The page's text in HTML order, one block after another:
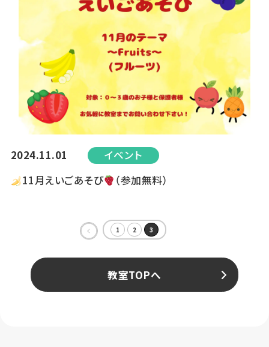
2024.11.01
イベント
11月えいごあそび
（参加無料）
« 1 2 3
教室TOPへ